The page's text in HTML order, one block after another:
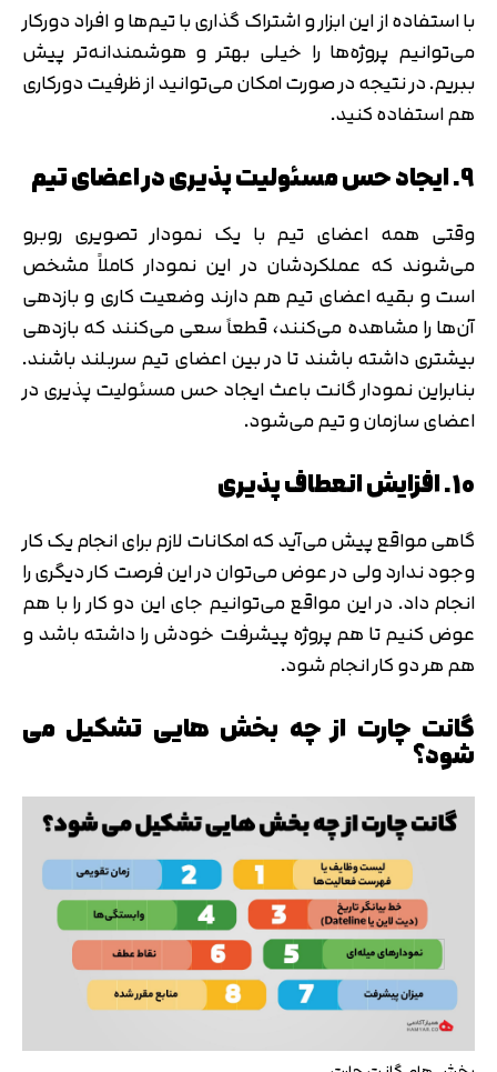
با استفاده از این ابزار و اشتراک گذاری با تیم‌ها و افراد دورکار
می‌توانیم پروژه‌ها را خیلی بهتر و هوشمندانه‌تر پیش
ببریم. در نتیجه در صورت امکان می‌توانید از ظرفیت دورکاری
هم استفاده کنید.
9. ایجاد حس مسئولیت پذیری در اعضای تیم
وقتی همه اعضای تیم با یک نمودار تصویری روبرو
می‌شوند که عملکردشان در این نمودار کاملاً مشخص
است و بقیه اعضای تیم هم دارند وضعیت کاری و بازدهی
آن‌ها را مشاهده می‌کنند، قطعاً سعی می‌کنند که بازدهی
بیشتری داشته باشند تا در بین اعضای تیم سربلند باشند.
بنابراین نمودار گانت باعث ایجاد حس مسئولیت پذیری در
اعضای سازمان و تیم می‌شود.
10. افزایش انعطاف پذیری
گاهی مواقع پیش می‌آید که امکانات لازم برای انجام یک کار
وجود ندارد ولی در عوض می‌توان در این فرصت کار دیگری را
انجام داد. در این مواقع می‌توانیم جای این دو کار را با هم
عوض کنیم تا هم پروژه پیشرفت خودش را داشته باشد و
هم هر دو کار انجام شود.
گانت چارت از چه بخش هایی تشکیل می
شود؟